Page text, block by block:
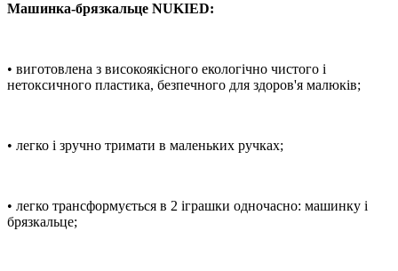
Машинка-брязкальце NUKIED:
• виготовлена ​​з високоякісного екологічно чистого і
нетоксичного пластика, безпечного для здоров'я малюків;
• легко і зручно тримати в маленьких ручках;
• легко трансформується в 2 іграшки одночасно: машинку і
брязкальце;